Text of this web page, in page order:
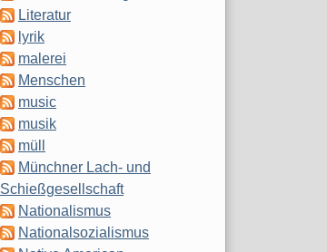
Literatur
lyrik
malerei
Menschen
music
musik
müll
Münchner Lach- und
Schießgesellschaft
Nationalismus
Nationalsozialismus